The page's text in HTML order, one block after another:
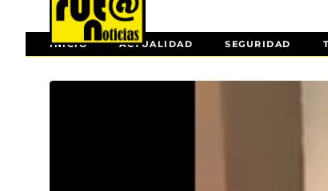
INICIO ACTUALIDAD SEGURIDAD